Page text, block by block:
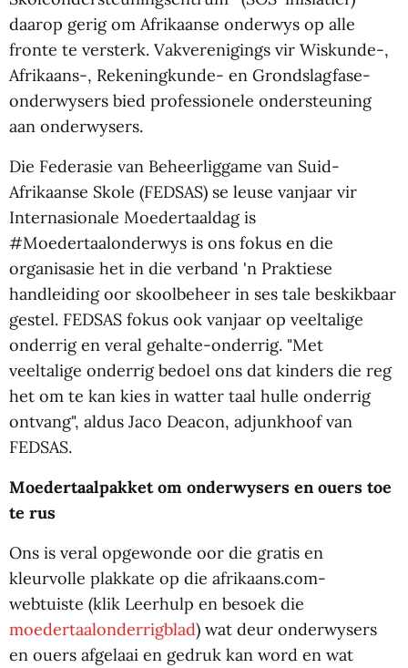
daarop gerig om Afrikaanse onderwys op alle
fronte te versterk. Vakverenigings vir Wiskunde-,
Afrikaans-, Rekeningkunde- en Grondslagfase-
onderwysers bied professionele ondersteuning
aan onderwysers.
Die Federasie van Beheerliggame van Suid-
Afrikaanse Skole (FEDSAS) se leuse vanjaar vir
Internasionale Moedertaaldag is
#Moedertaalonderwys is ons fokus en die
organisasie het in die verband 'n Praktiese
handleiding oor skoolbeheer in ses tale beskikbaar
gestel. FEDSAS fokus ook vanjaar op veeltalige
onderrig en veral gehalte-onderrig. "Met
veeltalige onderrig bedoel ons dat kinders die reg
het om te kan kies in watter taal hulle onderrig
ontvang", aldus Jaco Deacon, adjunkhoof van
FEDSAS.
Moedertaalpakket om onderwysers en ouers toe
te rus
Ons is veral opgewonde oor die gratis en
kleurvolle plakkate op die afrikaans.com-
webtuiste (klik Leerhulp en besoek die
moedertaalonderrigblad) wat deur onderwysers
en ouers afgelaai en gedruk kan word en wat